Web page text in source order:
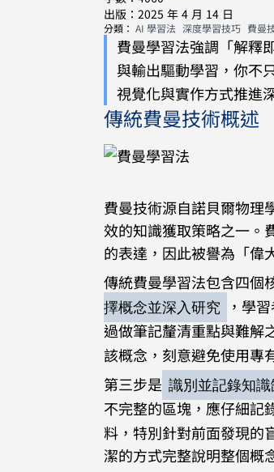
出版：2025 年 4 月 14 日
分類： AI 學習法 深度學習技巧 費曼
費曼學習法強調「解釋
與輸出驅動學習，你不
視覺化與實作方式推進
傳統費曼技術概述
費曼技術源自諾貝爾物
效的知識獲取策略之一。
的表達，因此被譽為「偉
傳統費曼學習法包含四個
擇概念並深入研究
，學
過做筆記釐清重點與難解
該概念，刻意避免使用專
第三步是 識別並記錄知識
不完整的區塊，應仔細記
料，特別針對前面發現的
潔的方式完整說明整個概